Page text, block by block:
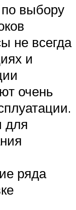
выбору
не всегда
и
очень
для
ряда